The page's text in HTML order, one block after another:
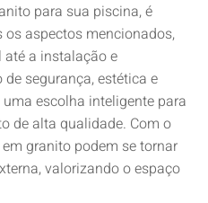
para sua piscina, é
aspectos mencionados,
a instalação e
segurança, estética e
escolha inteligente para
de alta qualidade. Com o
granito podem se tornar
valorizando o espaço